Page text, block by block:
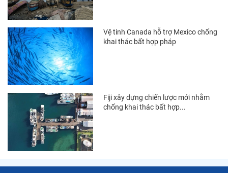
Thị trường EU
Thị trường Indonesia
Thị trường Mexico
Thị trường Mỹ
Thị trường Nga
Thị trường Hàn Quốc
Thị trường Nhật Bản
Thị trường Thái Lan
Thị trường Trung Quốc
Vệ tinh Canada hỗ trợ Mexico chống
khai thác bất hợp pháp
Fiji xây dựng chiến lược mới nhằm
chống khai thác bất hợp...